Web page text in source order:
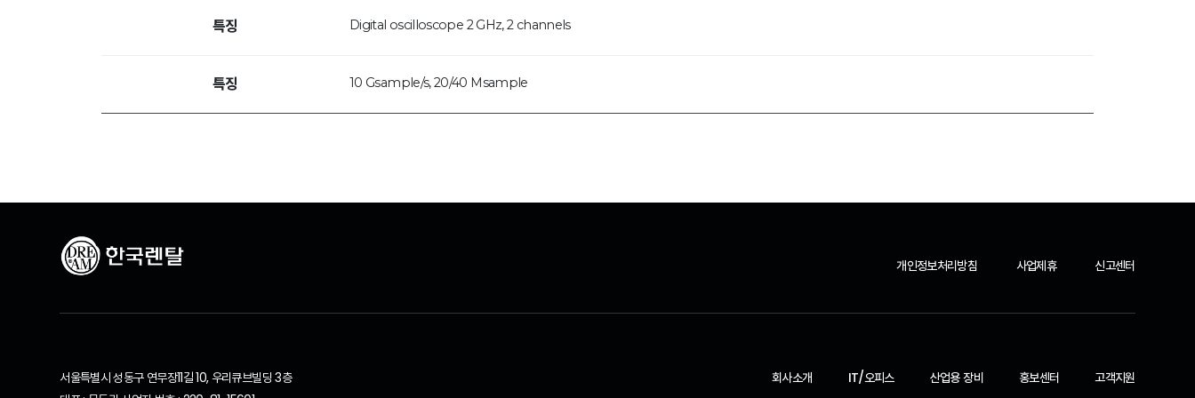
특징 Digital oscilloscope 2 GHz, 2 channels
특징 10 Gsample/s, 20/40 Msample
개인정보처리방침 사업제휴 신고센터
서울특별시 성동구 연무장11길 10, 우리큐브빌딩 3층
회사소개 IT/오피스 산업용 장비 홍보센터 고객지원